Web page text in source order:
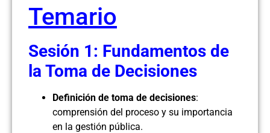
Temario
Sesión 1: Fundamentos de
la Toma de Decisiones
Definición de toma de decisiones:
comprensión del proceso y su importancia
en la gestión pública.